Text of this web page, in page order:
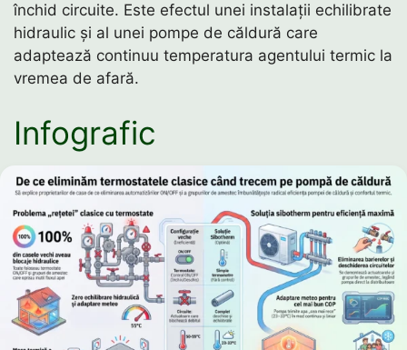
închid circuite. Este efectul unei instalații echilibrate
hidraulic și al unei pompe de căldură care
adaptează continuu temperatura agentului termic la
vremea de afară.
Infografic